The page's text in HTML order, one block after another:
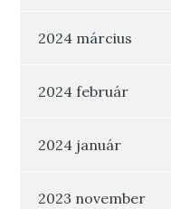
2024 március
2024 február
2024 január
2023 november